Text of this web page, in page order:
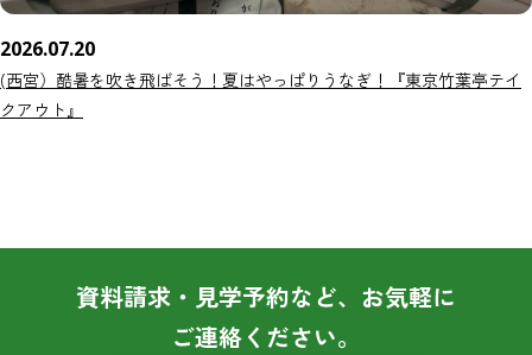
2026.07.20
(西宮）酷暑を吹き飛ばそう！夏はやっぱりうなぎ！『東京竹葉亭テイ
クアウト』
資料請求・見学予約など、お気軽に
ご連絡ください。